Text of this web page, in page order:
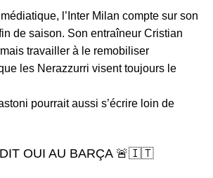
l’Inter Milan compte sur son
de saison. Son entraîneur Cristian
travailler à le remobiliser
les Nerazzurri visent toujours le
pourrait aussi s’écrire loin de
DIT OUI AU BARÇA 🚨🇮🇹